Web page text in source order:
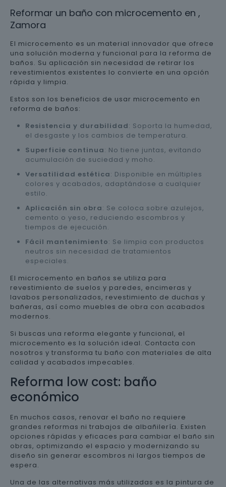
Reformar un baño con microcemento en ,
Zamora
El microcemento es un material innovador que ofrece
una solución moderna y funcional para la reforma de
baños. Su aplicación sin necesidad de retirar los
revestimientos existentes lo convierte en una opción
rápida y limpia.
Estos son los beneficios de usar microcemento en
reforma de baños:
Resistencia y durabilidad: Soporta la humedad,
el desgaste y los cambios de temperatura.
Superficie continua: No tiene juntas, evitando
acumulación de suciedad y moho.
Versatilidad estética: Disponible en múltiples
colores y acabados, adaptándose a cualquier
estilo.
Aplicación sin obra: Se coloca sobre azulejos,
cemento o yeso, reduciendo escombros y
tiempos de ejecución.
Fácil mantenimiento: Se limpia con productos
neutros sin necesidad de tratamientos
especiales.
El microcemento en baños se utiliza para
revestimiento de suelos y paredes, encimeras y
lavabos personalizados, revestimiento de duchas y
bañeras, así como muebles de obra con acabados
modernos.
Si buscas una reforma elegante y funcional, el
microcemento es la solución ideal. Contacta con
nosotros y transforma tu baño con materiales de alta
calidad y acabados impecables.
Reforma low cost: baño
económico
En muchos casos, renovar el baño no requiere
grandes reformas ni trabajos de albañilería. Existen
opciones rápidas y eficaces para cambiar el baño sin
obras, optimizando el espacio y modernizando su
diseño sin generar escombros ni largos tiempos de
espera.
Una de las alternativas más utilizadas es la pintura de